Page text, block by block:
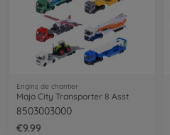
Engins de chantier
Majo City Transporter 8 Asst
8503003000
€9.99